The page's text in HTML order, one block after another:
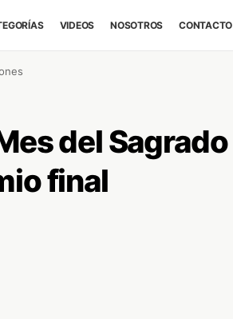
VIDEOS NOSOTROS CONTACTO
del Sagrado
final